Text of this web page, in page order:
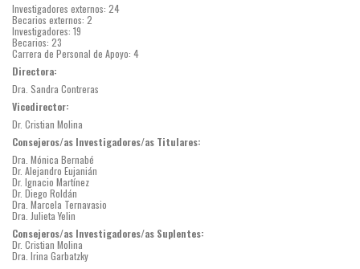
Investigadores externos: 24
Becarios externos: 2
Investigadores: 19
Becarios: 23
Carrera de Personal de Apoyo: 4
Directora:
Dra. Sandra Contreras
Vicedirector:
Dr. Cristian Molina
Consejeros/as Investigadores/as Titulares:
Dra. Mónica Bernabé
Dr. Alejandro Eujanián
Dr. Ignacio Martínez
Dr. Diego Roldán
Dra. Marcela Ternavasio
Dra. Julieta Yelin
Consejeros/as Investigadores/as Suplentes:
Dr. Cristian Molina
Dra. Irina Garbatzky